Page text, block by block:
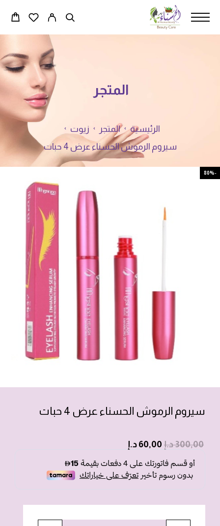
المتجر
الرئيسية المتجر
زيوت
سيروم الرموش الحسناء عرض 4 حبات
-80%
سيروم الرموش الحسناء عرض 4 حبات
300,00د.إ 60,00 د.إ